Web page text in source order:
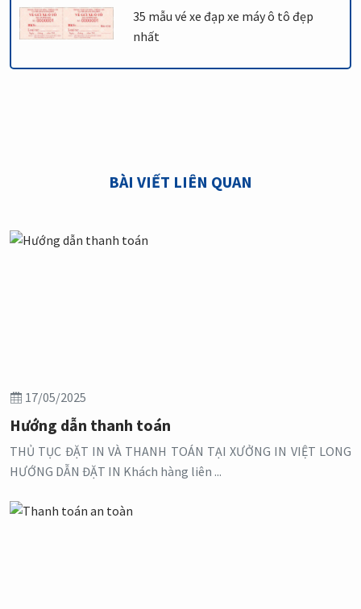
35 mẫu vé xe đạp xe máy ô tô đẹp
nhất
BÀI VIẾT LIÊN QUAN
17/05/2025
Hướng dẫn thanh toán
THỦ TỤC ĐẶT IN VÀ THANH TOÁN TẠI XƯỞNG IN VIỆT LONG
HƯỚNG DẪN ĐẶT IN Khách hàng liên ...